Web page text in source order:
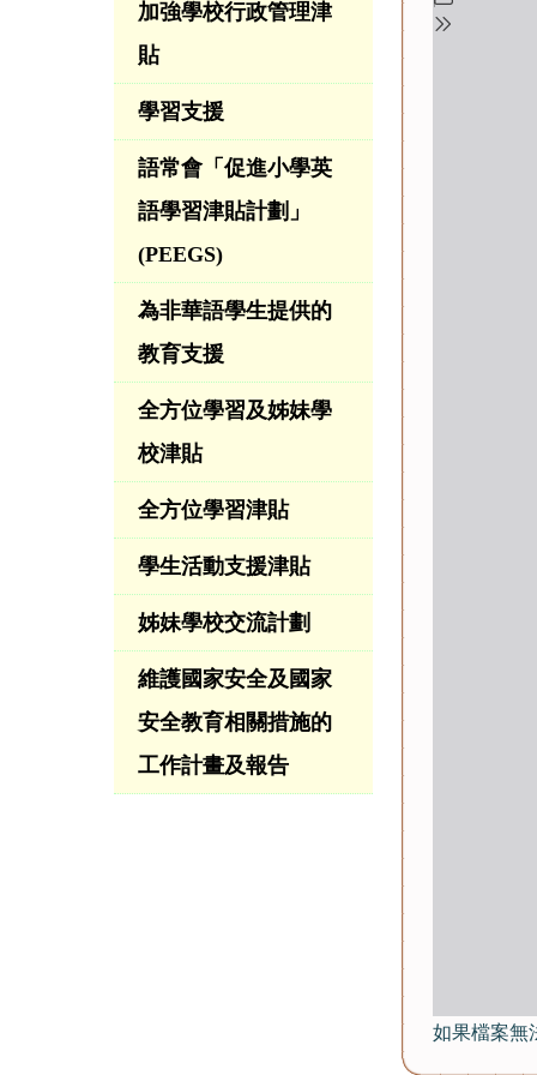
加強學校行政管理津
貼
學習支援
語常會「促進小學英
語學習津貼計劃」
(PEEGS)
為非華語學生提供的
教育支援
全方位學習及姊妹學
校津貼
全方位學習津貼
學生活動支援津貼
姊妹學校交流計劃
維護國家安全及國家
安全教育相關措施的
工作計畫及報告
如果檔案無